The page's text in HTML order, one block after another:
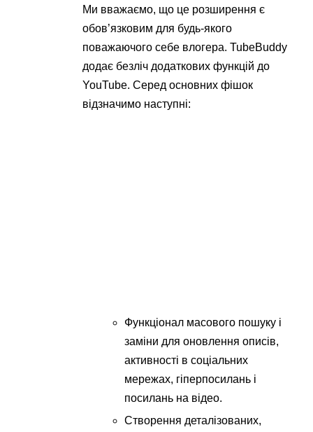
Ми вважаємо, що це розширення є
обов’язковим для будь-якого
поважаючого себе влогера. TubeBuddy
додає безліч додаткових функцій до
YouTube. Серед основних фішок
відзначимо наступні:
Функціонал масового пошуку і
заміни для оновлення описів,
активності в соціальних
мережах, гіперпосилань і
посилань на відео.
Створення деталізованих,